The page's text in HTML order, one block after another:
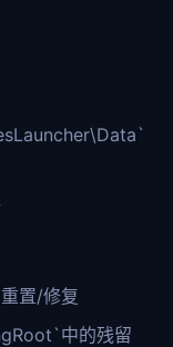
置/修复
中的残留